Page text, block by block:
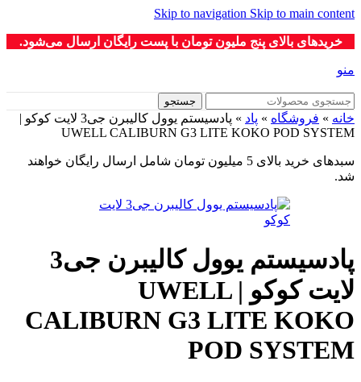
Skip to navigation Skip to main content
خریدهای بالای پنج ملیون تومان با پست رایگان ارسال می‌شود.
منو
جستجو
خانه » فروشگاه » پاد »
پادسیستم یوول کالیبرن جی3 لایت کوکو |
UWELL CALIBURN G3 LITE KOKO POD SYSTEM
سبدهای خرید بالای 5 میلیون تومان شامل ارسال رایگان خواهند
شد.
پادسیستم یوول کالیبرن جی3
لایت کوکو | UWELL
CALIBURN G3 LITE KOKO
POD SYSTEM